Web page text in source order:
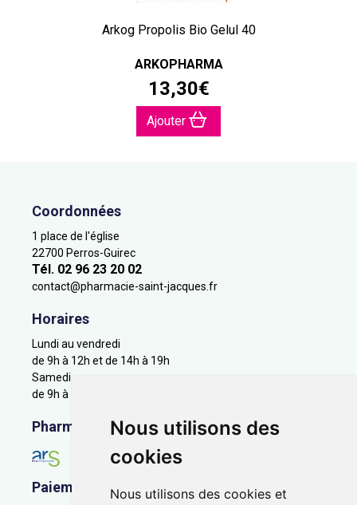
Nous utilisons des
cookies
Nous utilisons des cookies et
Arkog Propolis Bio Gelul 40
ARKOPHARMA
13,30€
Ajouter
Coordonnées
1 place de l'église
22700 Perros-Guirec
Tél. 02 96 23 20 02
contact@pharmacie-saint-jacques.fr
Horaires
Lundi au vendredi
de 9h à 12h et de 14h à 19h
Samedi
de 9h à 12h
Pharmacie en ligne agréée
Paiement sécurisé